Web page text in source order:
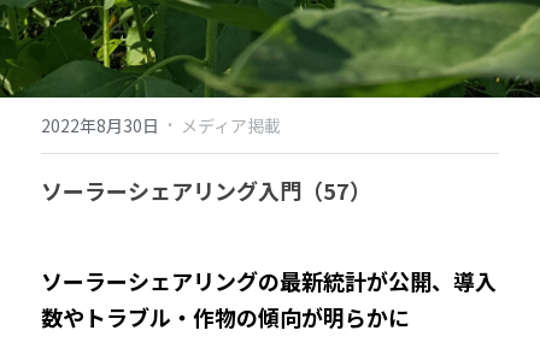
English
2022年8月30日 · メディア掲載
ソーラーシェアリング入門（57）
ソーラーシェアリングの最新統計が公開、導入
数やトラブル・作物の傾向が明らかに